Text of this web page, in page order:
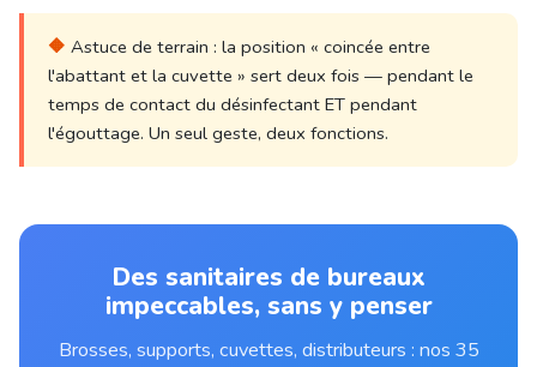
🔶 Astuce de terrain : la position « coincée entre
l'abattant et la cuvette » sert deux fois — pendant le
temps de contact du désinfectant ET pendant
l'égouttage. Un seul geste, deux fonctions.
Des sanitaires de bureaux
impeccables, sans y penser
Brosses, supports, cuvettes, distributeurs : nos 35